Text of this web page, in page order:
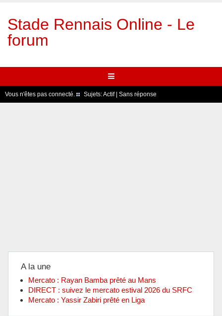
Stade Rennais Online - Le
forum
Vous n'êtes pas connecté. Sujets:Actif| Sans réponse
A la une
Mercato : Rayan Bamba prêté au Mans
DIRECT : suivez le mercato estival 2026 du SRFC
Mercato : Yassir Zabiri prêté en Liga